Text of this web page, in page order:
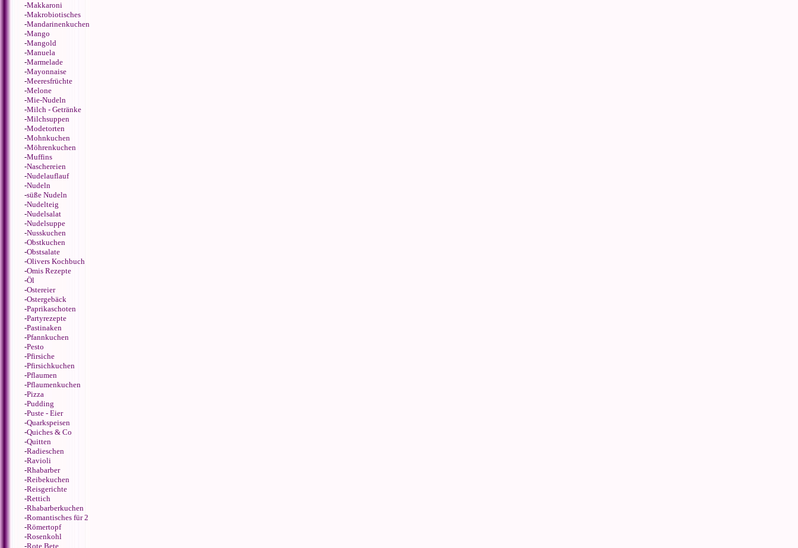
-Makkaroni
-Makrobiotisches
-Mandarinenkuchen
-Mango
-Mangold
-Manuela
-Marmelade
-Mayonnaise
-Meeresfrüchte
-Melone
-Mie-Nudeln
-Milch - Getränke
-Milchsuppen
-Modetorten
-Mohnkuchen
-Möhrenkuchen
-Muffins
-Naschereien
-Nudelauflauf
-Nudeln
-süße Nudeln
-Nudelteig
-Nudelsalat
-Nudelsuppe
-Nusskuchen
-Obstkuchen
-Obstsalate
-Olivers Kochbuch
-Omis Rezepte
-Öl
-Ostereier
-Ostergebäck
-Paprikaschoten
-Partyrezepte
-Pastinaken
-Pfannkuchen
-Pesto
-Pfirsiche
-Pfirsichkuchen
-Pflaumen
-Pflaumenkuchen
-Pizza
-Pudding
-Puste - Eier
-Quarkspeisen
-Quiches & Co
-Quitten
-Radieschen
-Ravioli
-Rhabarber
-Reibekuchen
-Reisgerichte
-Rettich
-Rhabarberkuchen
-Romantisches für 2
-Römertopf
-Rosenkohl
-Rote Bete